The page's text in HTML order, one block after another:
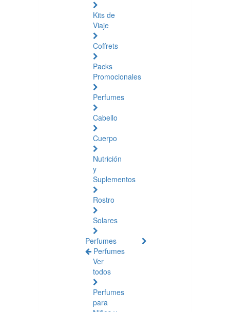
Kits de
Viaje
Coffrets
Packs
Promocionales
Perfumes
Cabello
Cuerpo
Nutrición
y
Suplementos
Rostro
Solares
Perfumes
Perfumes
Ver
todos
Perfumes
para